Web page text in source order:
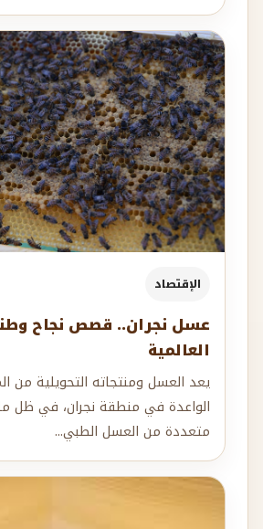
الإقتصاد
عسل نجران.. قصص نجاح
العالمية
يعد العسل ومنتجاته التحويلية من
الواعدة في منطقة نجران، في ظل
متعددة من العسل الطبي...